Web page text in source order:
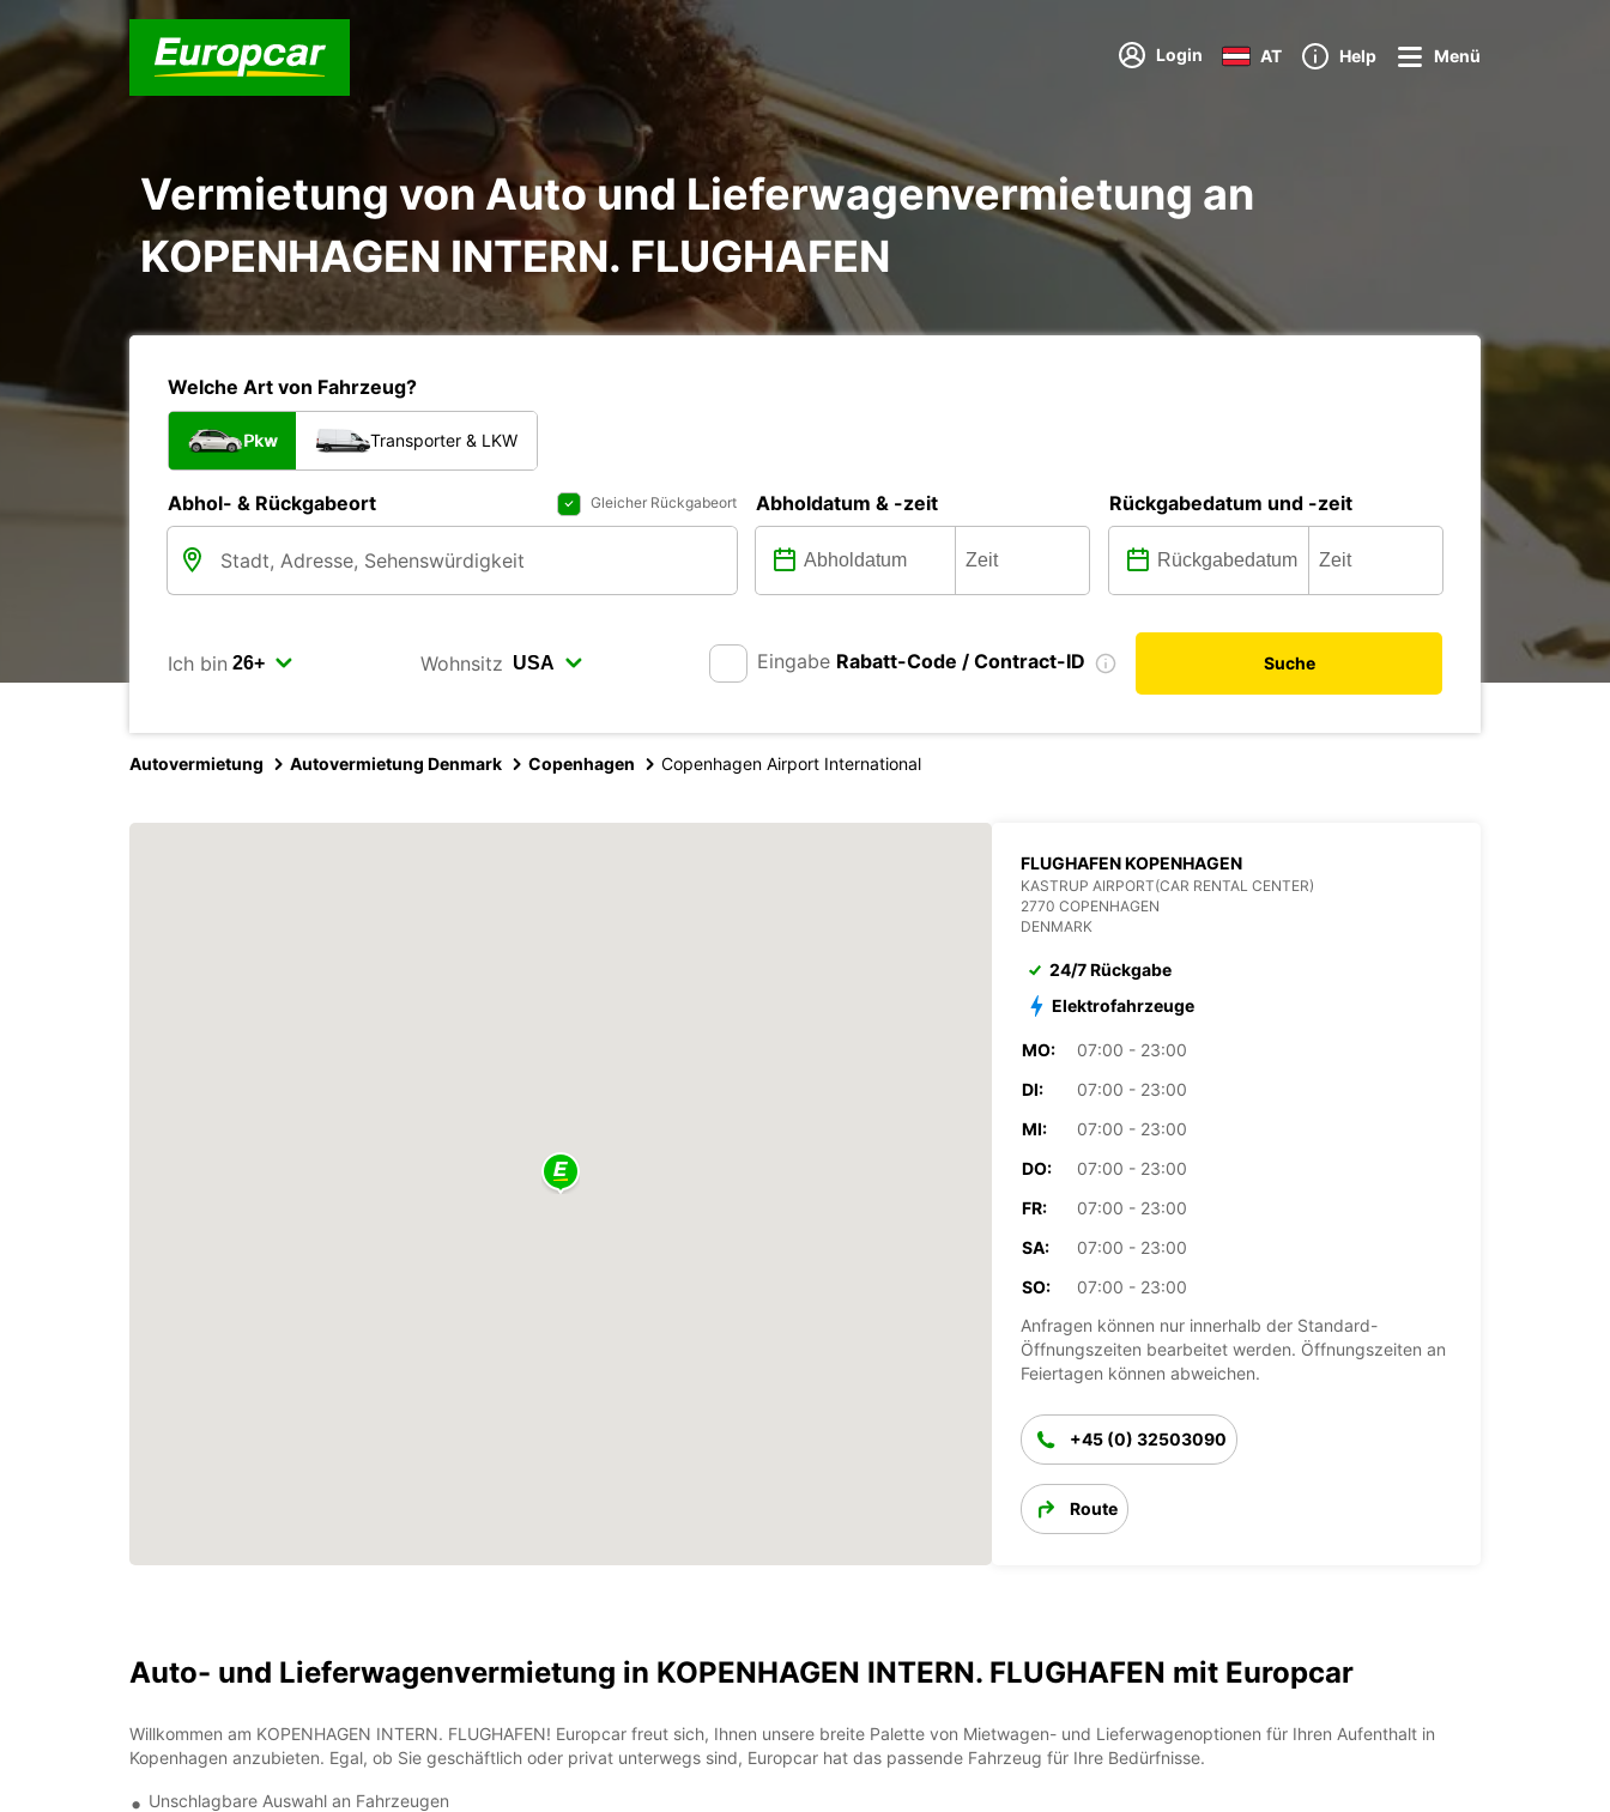
Login AT Help Menü
Vermietung von Auto und Lieferwagenvermietung an
KOPENHAGEN INTERN. FLUGHAFEN
Welche Art von Fahrzeug?
Pkw Transporter & LKW
Abhol- & Rückgabeort Gleicher Rückgabeort Abholdatum & -zeit Rückgabedatum und -zeit
Ich bin Wohnsitz Eingabe Rabatt-Code / Contract-ID Suche
Autovermietung Autovermietung Denmark Copenhagen Copenhagen Airport International
FLUGHAFEN KOPENHAGEN
KASTRUP AIRPORT(CAR RENTAL CENTER)
2770 COPENHAGEN
DENMARK
24/7 Rückgabe
Elektrofahrzeuge
MO:
07:00 - 23:00
DI:
07:00 - 23:00
MI:
07:00 - 23:00
DO:
07:00 - 23:00
FR:
07:00 - 23:00
SA:
07:00 - 23:00
SO:
07:00 - 23:00
Anfragen können nur innerhalb der Standard-
Öffnungszeiten bearbeitet werden. Öffnungszeiten an
Feiertagen können abweichen.
+45 (0) 32503090
Route
Auto- und Lieferwagenvermietung in KOPENHAGEN INTERN. FLUGHAFEN mit Europcar
Willkommen am KOPENHAGEN INTERN. FLUGHAFEN! Europcar freut sich, Ihnen unsere breite Palette von Mietwagen- und Lieferwagenoptionen für Ihren Aufenthalt in
Kopenhagen anzubieten. Egal, ob Sie geschäftlich oder privat unterwegs sind, Europcar hat das passende Fahrzeug für Ihre Bedürfnisse.
Unschlagbare Auswahl an Fahrzeugen